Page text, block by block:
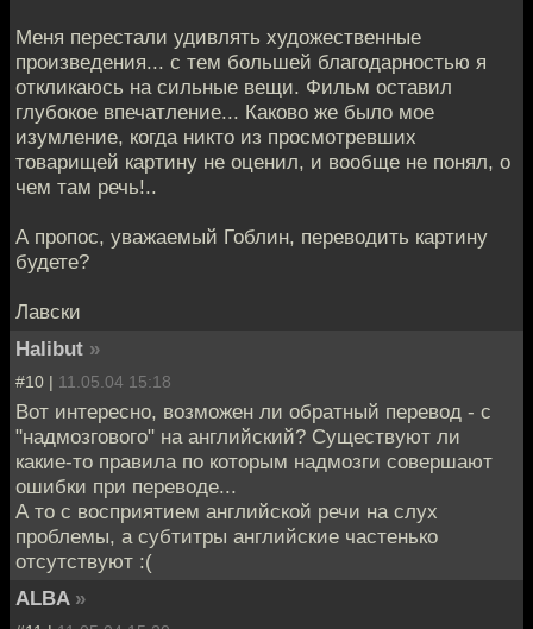
Меня перестали удивлять художественные
произведения... с тем большей благодарностью я
откликаюсь на сильные вещи. Фильм оставил
глубокое впечатление... Каково же было мое
изумление, когда никто из просмотревших
товарищей картину не оценил, и вообще не понял, о
чем там речь!..
А пропос, уважаемый Гоблин, переводить картину
будете?
Лавски
Halibut »
#10 | 11.05.04 15:18
Вот интересно, возможен ли обратный перевод - с
"надмозгового" на английский? Существуют ли
какие-то правила по которым надмозги совершают
ошибки при переводе...
А то с восприятием английской речи на слух
проблемы, а субтитры английские частенько
отсутствуют :(
ALBA »